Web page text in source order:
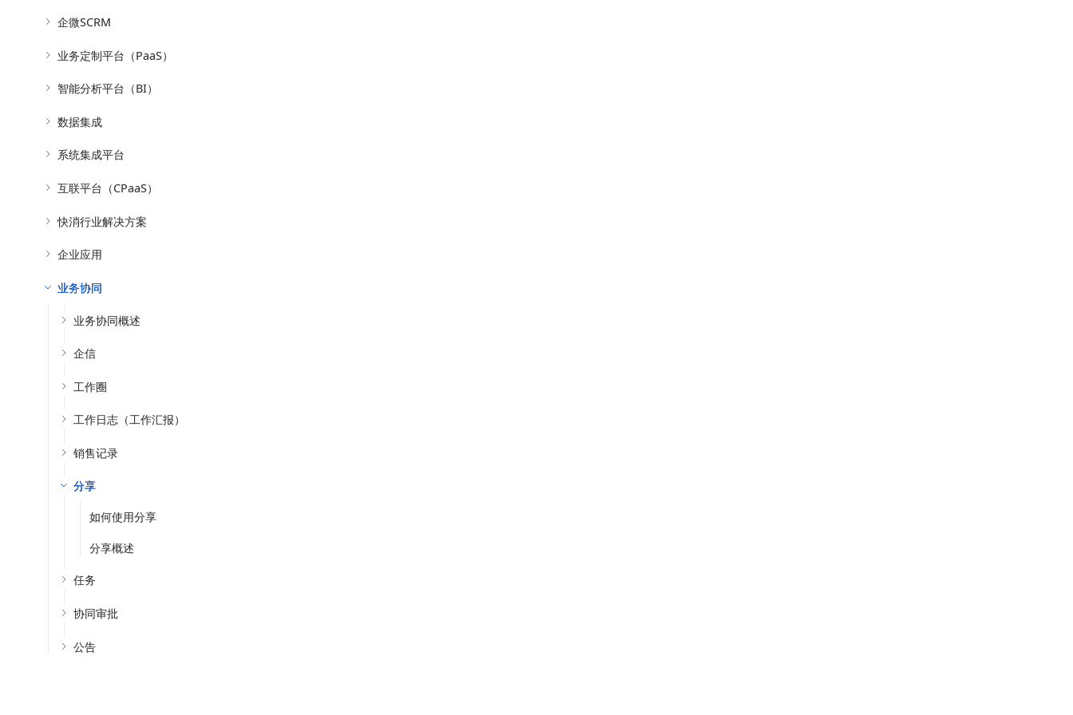
企微SCRM
业务定制平台（PaaS）
智能分析平台（BI）
数据集成
系统集成平台
互联平台（CPaaS）
快消行业解决方案
企业应用
业务协同
业务协同概述
企信
工作圈
工作日志（工作汇报）
销售记录
分享
如何使用分享
分享概述
任务
协同审批
公告